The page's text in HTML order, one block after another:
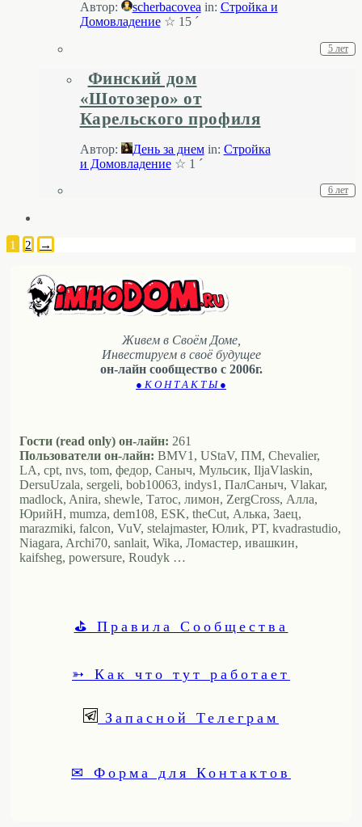
Автор: scherbacovea in: Стройка и
Домовладение☆ 15 ´
5 лет
Финский дом
«Шотозеро» от
Карельского профиля
Автор: День за днем in: Стройка
и Домовладение☆ 1 ´
6 лет
1 2 →
Живем в Своём Доме,
Инвестируем в своё будущее
он-лайн сообщество с 2006г.
● К О Н Т А К Т Ы ●
Гости (read only) он-лайн: 261
Пользователи он-лайн: BMV1, UStaV, ПМ, Chevalier,
LA, cpt, nvs, tom, федор, Саныч, Мульсик, IljaVlaskin,
DersuUzala, sergeli, bob10063, indys1, ПалСаныч, Vlakar,
madlock, Anira, shewle, Татос, лимон, ZergCross, Алла,
ЮрийН, mumza, dem108, ESK, theCut, Алька, Заец,
marazmiki, falcon, VuV, stelajmaster, Юлиk, PT, kvadrastudio,
Niagara, Archi70, sanlait, Wika, Ломастер, ивашкин,
kaifsheg, powersure, Roudyk …
⛳ Правила Сообщества
➳ Как что тут работает
Запасной Телеграм
✉ Форма для Контактов